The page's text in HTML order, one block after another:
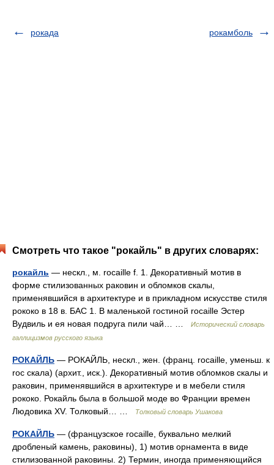
рокада рокамболь
Смотреть что такое "рокайль" в других словарях:
рокайль — нескл., м. rocaille f. 1. Декоративный мотив в
форме стилизованных раковин и обломков скалы,
применявшийся в архитектуре и в прикладном искусстве стиля
рококо в 18 в. БАС 1. В маленькой гостиной rocaille Эстер
Вудвиль и ея новая подруга пили чай… …
Исторический словарь
галлицизмов русского языка
РОКАЙЛЬ — РОКАЙЛЬ, нескл., жен. (франц. rocaille, уменьш. к
roc скала) (архит., иск.). Декоративный мотив обломков скалы и
раковин, применявшийся в архитектуре и в мебели стиля
рококо. Рокайль была в большой моде во Франции времен
Людовика XV. Толковый… …
Толковый словарь Ушакова
РОКАЙЛЬ — (французское rocaille, буквально мелкий
дробленый камень, раковины), 1) мотив орнамента в виде
стилизованной раковины. 2) Термин, иногда применяющийся